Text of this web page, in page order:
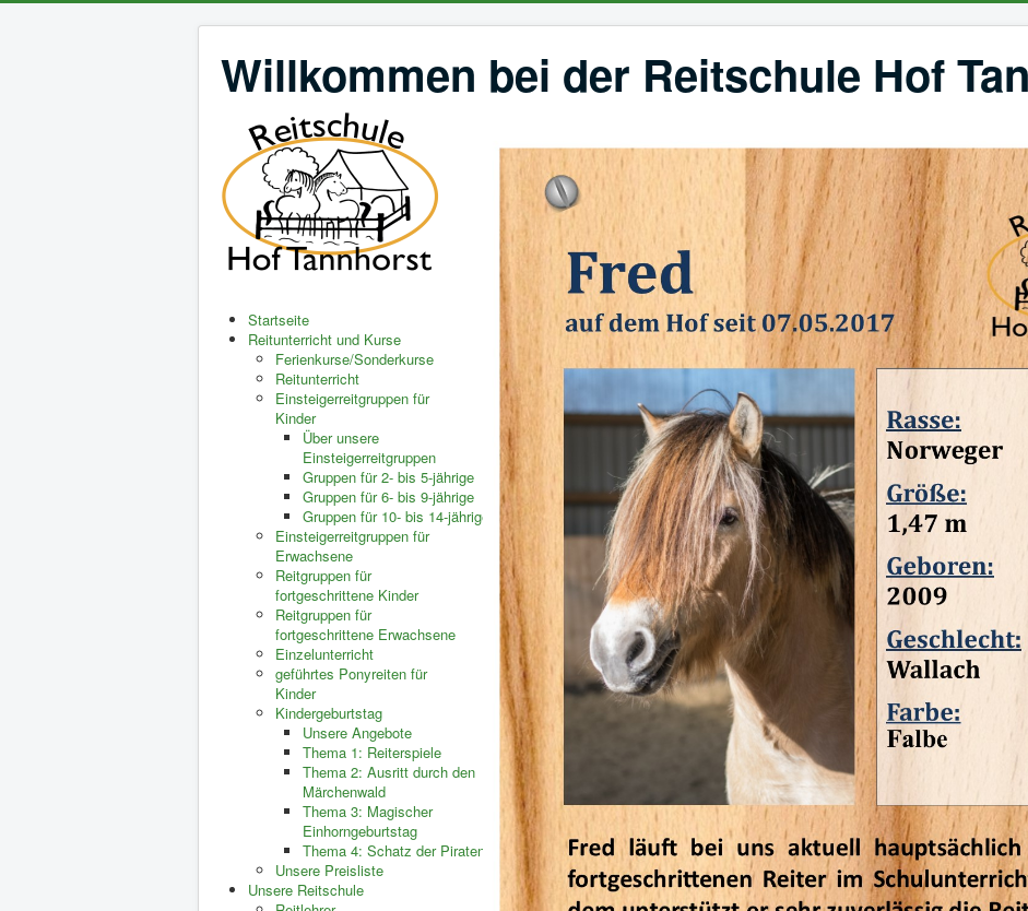
Willkommen bei der Reitschule Hof
Startseite
Reitunterricht und Kurse
Ferienkurse/Sonderkurse
Reitunterricht
Einsteigerreitgruppen für
Kinder
Über unsere
Einsteigerreitgruppen
Gruppen für 2- bis 5-jährige
Gruppen für 6- bis 9-jährige
Gruppen für 10- bis 14-jährige
Einsteigerreitgruppen für
Erwachsene
Reitgruppen für
fortgeschrittene Kinder
Reitgruppen für
fortgeschrittene Erwachsene
Einzelunterricht
geführtes Ponyreiten für
Kinder
Kindergeburtstag
Unsere Angebote
Thema 1: Reiterspiele
Thema 2: Ausritt durch den
Märchenwald
Thema 3: Magischer
Einhorngeburtstag
Thema 4: Schatz der Piraten
Unsere Preisliste
Unsere Reitschule